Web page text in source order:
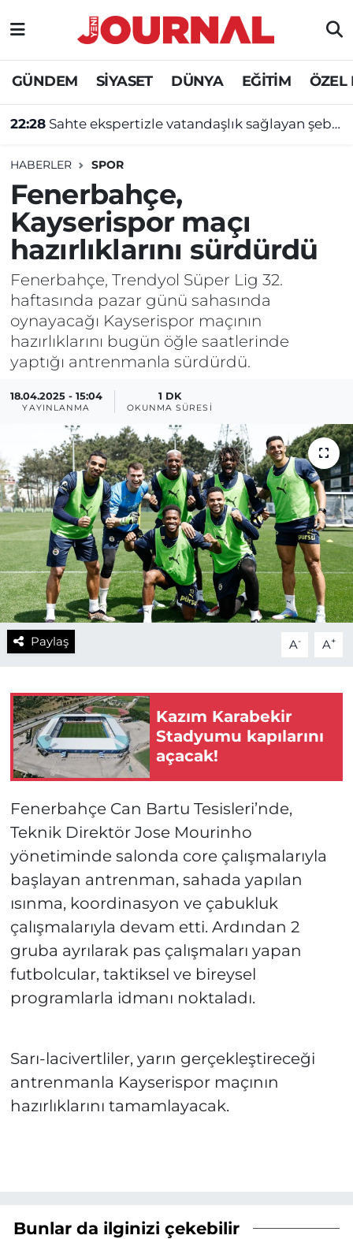
GÜNDEM SİYASET DÜNYA EĞİTİM ÖZEL
22:28 Sahte ekspertizle vatandaşlık sağlayan şebekeye operasyon
HABERLER SPOR
Fenerbahçe,
Kayserispor maçı
hazırlıklarını sürdürdü
Fenerbahçe, Trendyol Süper Lig 32.
haftasında pazar günü sahasında
oynayacağı Kayserispor maçının
hazırlıklarını bugün öğle saatlerinde
yaptığı antrenmanla sürdürdü.
18.04.2025 - 15:04
YAYINLANMA
1 DK
OKUNMA SÜRESI
Paylaş A- A+
Kazım Karabekir
Stadyumu kapılarını
açacak!
Fenerbahçe Can Bartu Tesisleri’nde,
Teknik Direktör Jose Mourinho
yönetiminde salonda core çalışmalarıyla
başlayan antrenman, sahada yapılan
ısınma, koordinasyon ve çabukluk
çalışmalarıyla devam etti. Ardından 2
gruba ayrılarak pas çalışmaları yapan
futbolcular, taktiksel ve bireysel
programlarla idmanı noktaladı.
Sarı-lacivertliler, yarın gerçekleştireceği
antrenmanla Kayserispor maçının
hazırlıklarını tamamlayacak.
Bunlar da ilginizi çekebilir
GÜNDEM
SİYASET
DÜNYA
EĞİTİM
ÖZEL HABER
Nöbetçi Eczaneler
Hava Durumu
Süper Lig Puan Durumu ve Fikstür
Tüm Manşetler
Son Dakika Haberleri
Haber Arşivi